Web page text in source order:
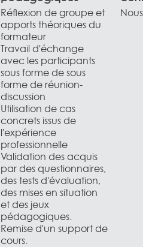
Réflexion de groupe et
apports théoriques du
formateur
Travail d'échange
avec les participants
sous forme de sous
forme de réunion-
discussion
Utilisation de cas
concrets issus de
l'expérience
professionnelle
Validation des acquis
par des questionnaires,
des tests d'évaluation,
des mises en situation
et des jeux
pédagogiques.
Remise d'un support de
cours.